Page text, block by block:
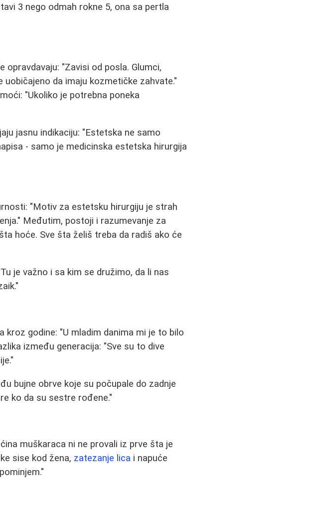
3 nego odmah rokne 5, ona sa pertla
"Zavisi od posla. Glumci,
da imaju kozmetičke zahvate."
"Ukoliko je potrebna poneka
jasnu indikaciju: "Estetska ne samo
- samo je medicinska estetska hirurgija
"Motiv za estetsku hirurgiju je strah
Međutim, postoji i razumevanje za
hoće. Sve šta želiš treba da radiš ako će
je važno i sa kim se družimo, da li nas
godine: "U mladim danima mi je to bilo
između generacija: "Sve su to dive
bujne obrve koje su počupale do zadnje
ko da su sestre rođene."
muškaraca ni ne provali iz prve šta je
sise kod žena, zatezanje lica i napuće